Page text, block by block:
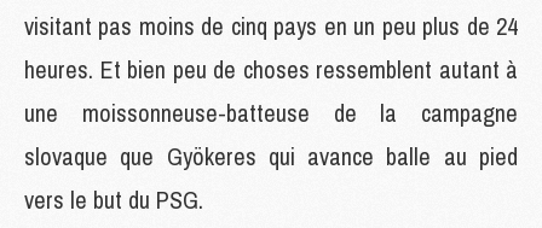
visitant pas moins de cinq pays en un peu plus de 24
heures. Et bien peu de choses ressemblent autant à
une moissonneuse-batteuse de la campagne
slovaque que Gyökeres qui avance balle au pied
vers le but du PSG.